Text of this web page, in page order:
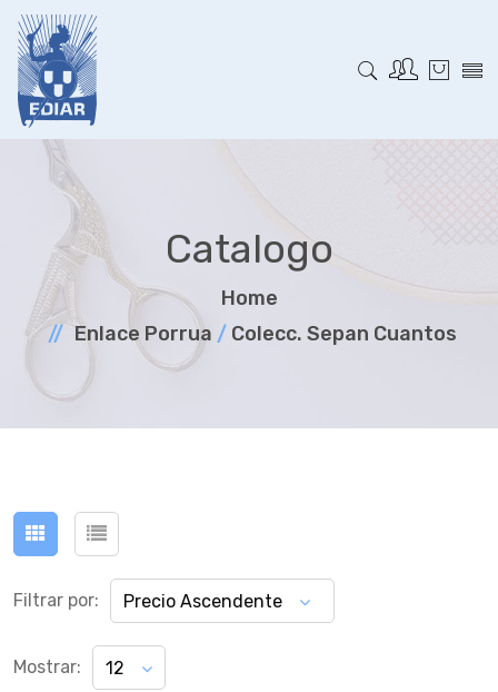
Catalogo
Home
Enlace Porrua / Colecc. Sepan Cuantos
Filtrar por: Precio Ascendente
Mostrar: 12